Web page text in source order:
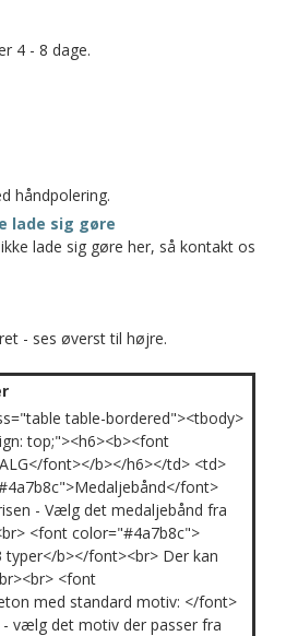
4 - 8 dage.
håndpolering.
lade sig gøre
lade sig gøre her, så kontakt os
- ses øverst til højre.
table-bordered"><tbody>
top;"><h6><b><font
font></b></h6></td> <td>
font>
- Vælg det medaljebånd fra
<font color="#4a7b8c">
typer</b></font><br> Der kan
<font
med standard motiv: </font>
- vælg det motiv der passer fra